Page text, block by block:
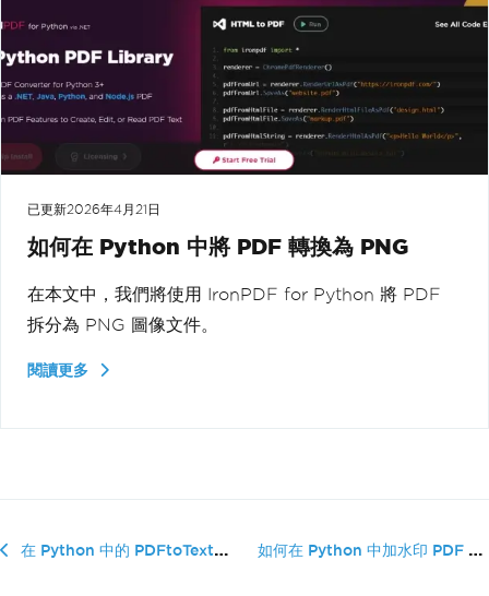
已更新2026年4月21日
如何在 Python 中將 PDF 轉換為 PNG
在本文中，我們將使用 IronPDF for Python 將 PDF
拆分為 PNG 圖像文件。
閱讀更多
在 Python 中的 PDFtoText：分步教程 如何在 Python 中加水印 PDF 文件